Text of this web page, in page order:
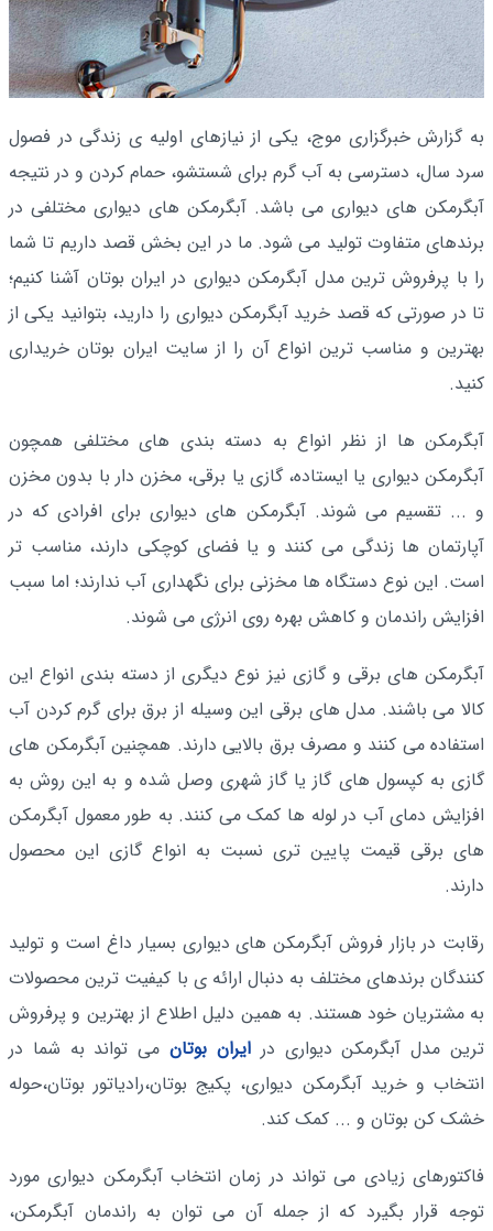
به گزارش خبرگزاری موج، یکی از نیازهای اولیه ی زندگی در فصول
سرد سال، دسترسی به آب گرم برای شستشو، حمام کردن و در نتیجه
آبگرمکن های دیواری می باشد. آبگرمکن های دیواری مختلفی در
برندهای متفاوت تولید می شود. ما در این بخش قصد داریم تا شما
را با پرفروش ترین مدل آبگرمکن دیواری در ایران بوتان آشنا کنیم؛
تا در صورتی که قصد خرید آبگرمکن دیواری را دارید، بتوانید یکی از
بهترین و مناسب ترین انواع آن را از سایت ایران بوتان خریداری
کنید.
آبگرمکن ها از نظر انواع به دسته بندی های مختلفی همچون
آبگرمکن دیواری یا ایستاده، گازی یا برقی، مخزن دار با بدون مخزن
و ... تقسیم می شوند. آبگرمکن های دیواری برای افرادی که در
آپارتمان ها زندگی می کنند و یا فضای کوچکی دارند، مناسب تر
است. این نوع دستگاه ها مخزنی برای نگهداری آب ندارند؛ اما سبب
افزایش راندمان و کاهش بهره روی انرژی می شوند.
آبگرمکن های برقی و گازی نیز نوع دیگری از دسته بندی انواع این
کالا می باشند. مدل های برقی این وسیله از برق برای گرم کردن آب
استفاده می کنند و مصرف برق بالایی دارند. همچنین آبگرمکن های
گازی به کپسول های گاز یا گاز شهری وصل شده و به این روش به
افزایش دمای آب در لوله ها کمک می کنند. به طور معمول آبگرمکن
های برقی قیمت پایین تری نسبت به انواع گازی این محصول
دارند.
رقابت در بازار فروش آبگرمکن های دیواری بسیار داغ است و تولید
کنندگان برندهای مختلف به دنبال ارائه ی با کیفیت ترین محصولات
به مشتریان خود هستند. به همین دلیل اطلاع از بهترین و پرفروش
ترین مدل آبگرمکن دیواری درایران بوتان می تواند به شما در
انتخاب و خرید آبگرمکن دیواری، پکیج بوتان،رادیاتور بوتان،حوله
خشک کن بوتان و ... کمک کند.
فاکتورهای زیادی می تواند در زمان انتخاب آبگرمکن دیواری مورد
توجه قرار بگیرد که از جمله آن می توان به راندمان آبگرمکن،